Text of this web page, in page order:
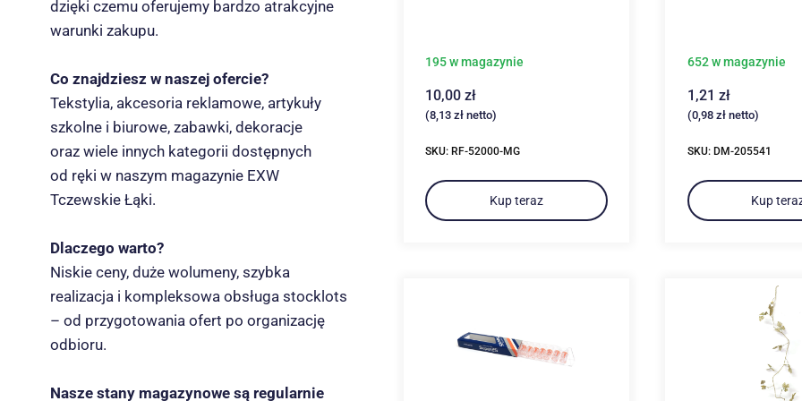
195 w magazynie
10,00 zł
(8,13 zł netto)
SKU: RF-52000-MG
Kup teraz
652 w magazynie
1,21 zł
(0,98 złnetto)
SKU: DM-205541
Kup
dzięki czemu oferujemy bardzo atrakcyjne
warunki zakupu.
Co znajdziesz w naszej ofercie?
Tekstylia, akcesoria reklamowe, artykuły
szkolne i biurowe, zabawki, dekoracje
oraz wiele innych kategorii dostępnych
od ręki w naszym magazynie EXW
Tczewskie Łąki.
Dlaczego warto?
Niskie ceny, duże wolumeny, szybka
realizacja i kompleksowa obsługa stocklots
– od przygotowania ofert po organizację
odbioru.
Nasze stany magazynowe są regularnie